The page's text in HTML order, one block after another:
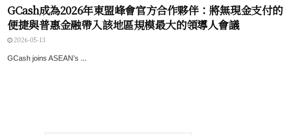
GCash成為2026年東盟峰會官方合作夥伴：將無現金支付的
便捷與普惠金融帶入該地區規模最大的領導人會議
2026-05-13
GCash joins ASEAN’s ...